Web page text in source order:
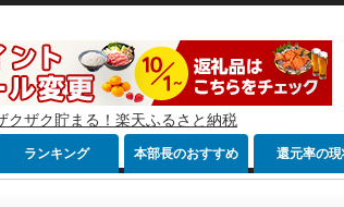
クザク貯まる！楽天ふるさと納税
ランキング 本部長のおすすめ 還元率の